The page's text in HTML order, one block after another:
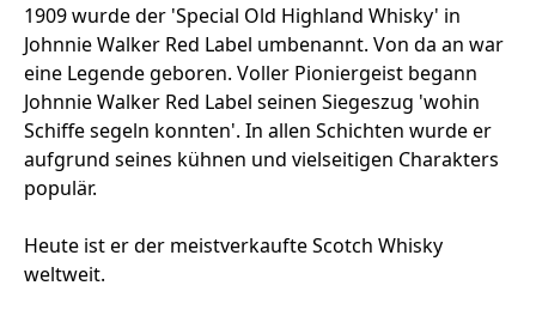
1909 wurde der 'Special Old Highland Whisky' in
Johnnie Walker Red Label umbenannt. Von da an war
eine Legende geboren. Voller Pioniergeist begann
Johnnie Walker Red Label seinen Siegeszug 'wohin
Schiffe segeln konnten'. In allen Schichten wurde er
aufgrund seines kühnen und vielseitigen Charakters
populär.
Heute ist er der meistverkaufte Scotch Whisky
weltweit.